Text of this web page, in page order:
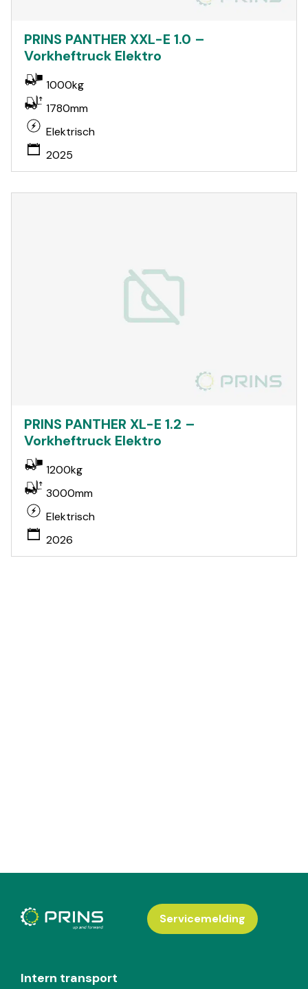
PRINS PANTHER XXL-E 1.0 –
Vorkheftruck Elektro
1000kg
1780mm
Elektrisch
2025
PRINS PANTHER XL-E 1.2 –
Vorkheftruck Elektro
1200kg
3000mm
Elektrisch
2026
Intern transport
Servicemelding